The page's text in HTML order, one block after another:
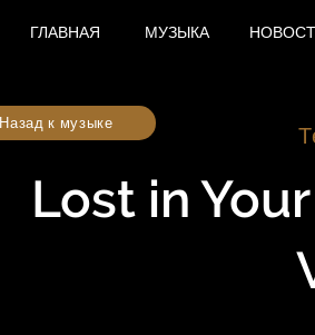
ГЛАВНАЯ МУЗЫКА
Назад к музыке
Lost in